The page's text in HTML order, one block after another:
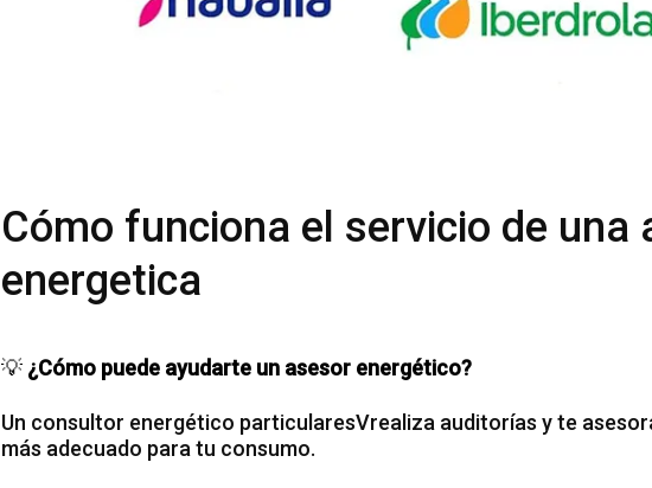
Cómo funciona el servicio de una
energetica
💡 ¿Cómo puede ayudarte un asesor energético?
Un consultor energético particularesVrealiza auditorías y te
más adecuado para tu consumo.